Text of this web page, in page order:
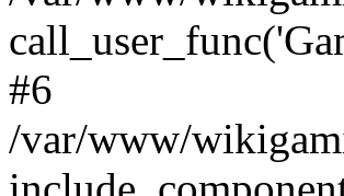
#6
/var/www/